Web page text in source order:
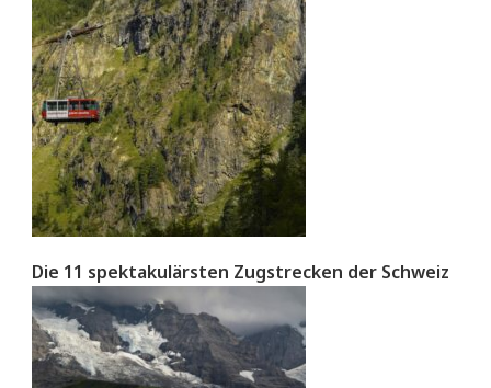
Die 11 spektakulärsten Zugstrecken der Schweiz